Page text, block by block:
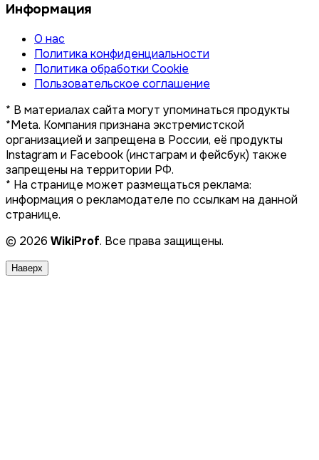
Информация
О нас
Политика конфиденциальности
Политика обработки Cookie
Пользовательское соглашение
* В материалах сайта могут упоминаться продукты
*Meta. Компания признана экстремистской
организацией и запрещена в России, её продукты
Instagram и Facebook (инстаграм и фейсбук) также
запрещены на территории РФ.
* На странице может размещаться реклама:
информация о рекламодателе по ссылкам на данной
странице.
© 2026 WikiProf. Все права защищены.
Наверх